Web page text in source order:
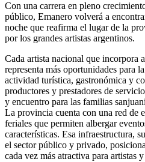
Con una carrera en pleno
público, Emanero volverá a
noche que reafirma el lugar de la
por los grandes artistas argentinos.
Cada artista nacional que incorpora
representa más oportunidades para
actividad turística, gastronómica y
productores y prestadores de
y encuentro para las familias
La provincia cuenta con una red de
feriales que permiten albergar
características. Esa infraestructura,
el sector público y privado,
cada vez más atractiva para artistas